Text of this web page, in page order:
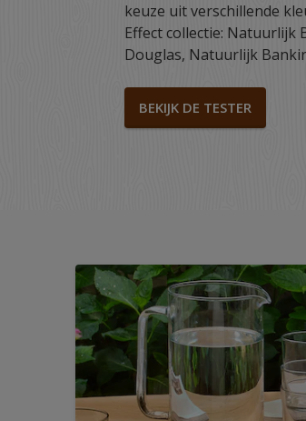
keuze uit verschillende
Effect collectie:
Douglas, Natuurlijk
BEKIJK DE TESTER